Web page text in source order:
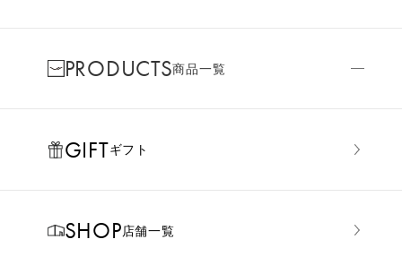
PRODUCTS商品一覧
GIFTギフト
SHOP店舗一覧